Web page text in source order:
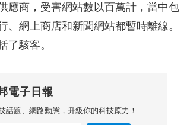
應商，受害網站數以百萬計，當中包
、網上商店和新聞網站都暫時離線。
了駭客。
電子日報
話題、網路動態，升級你的科技原力！